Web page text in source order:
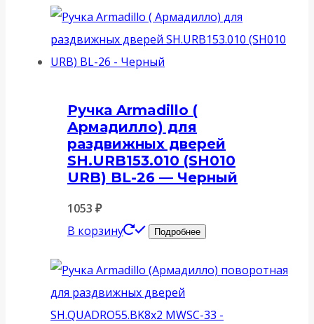
Ручка Armadillo (
Армадилло) для
раздвижных дверей
SH.URB153.010 (SH010
URB) BL-26 — Черный
1053 ₽
В корзину
Подробнее